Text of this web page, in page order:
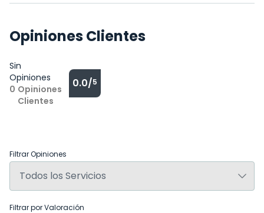
Opiniones Clientes
Sin
Opiniones
0 Opiniones
Clientes
0.0/5
Filtrar Opiniones
Filtrar por Valoración